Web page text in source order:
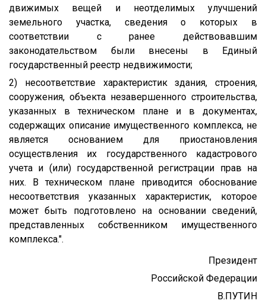
движимых вещей и неотделимых улучшений
земельного участка, сведения о которых в
соответствии с ранее действовавшим
законодательством были внесены в Единый
государственный реестр недвижимости;
2) несоответствие характеристик здания, строения,
сооружения, объекта незавершенного строительства,
указанных в техническом плане и в документах,
содержащих описание имущественного комплекса, не
является основанием для приостановления
осуществления их государственного кадастрового
учета и (или) государственной регистрации прав на
них. В техническом плане приводится обоснование
несоответствия указанных характеристик, которое
может быть подготовлено на основании сведений,
представленных собственником имущественного
комплекса.".
Президент
Российской Федерации
В.ПУТИН